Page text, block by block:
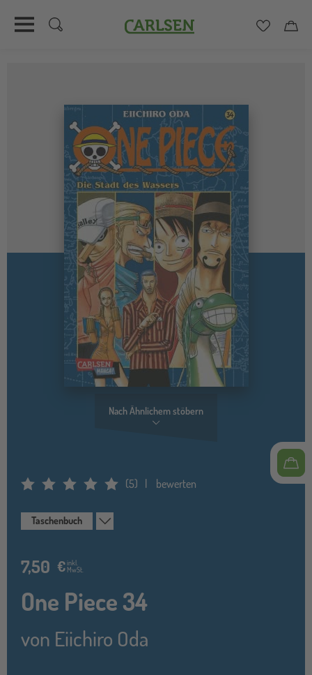
Carlsen
Nach Ähnlichem stöbern
Average Rating: 5 (5) bewerten
Taschenbuch
7,50 €inkl.
MwSt.
One Piece 34
von Eiichiro Oda